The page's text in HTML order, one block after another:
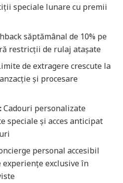
speciale lunare cu premii
săptămânal de 10% pe
restricții de rulaj atașate
de extragere crescute la
și procesare
Cadouri personalizate
speciale și acces anticipat
personal accesibil
experiențe exclusive în